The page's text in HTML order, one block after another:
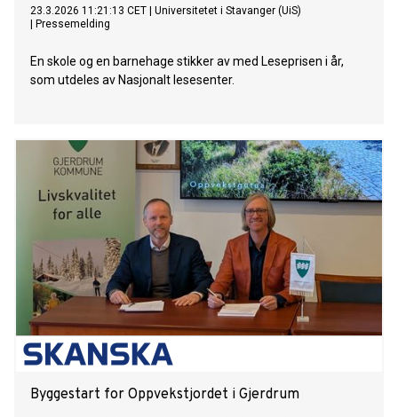
23.3.2026 11:21:13 CET
Universitetet i Stavanger (UiS)
Pressemelding
En skole og en barnehage stikker av med Leseprisen i år,
som utdeles av Nasjonalt lesesenter.
Byggestart for Oppvekstjordet i Gjerdrum